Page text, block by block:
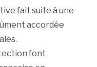
fait suite à une
accordée
font